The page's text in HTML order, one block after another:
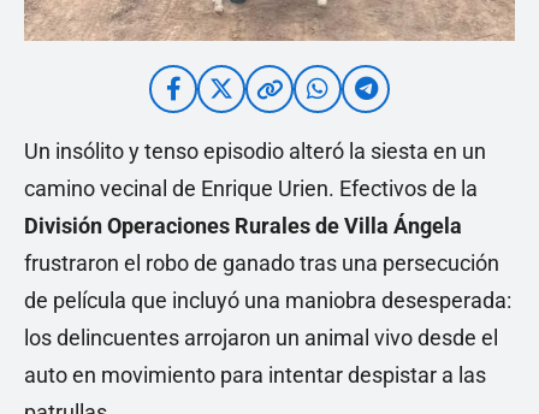
Un insólito y tenso episodio alteró la siesta en un
camino vecinal de Enrique Urien. Efectivos de la
División Operaciones Rurales de Villa Ángela
frustraron el robo de ganado tras una persecución
de película que incluyó una maniobra desesperada:
los delincuentes arrojaron un animal vivo desde el
auto en movimiento para intentar despistar a las